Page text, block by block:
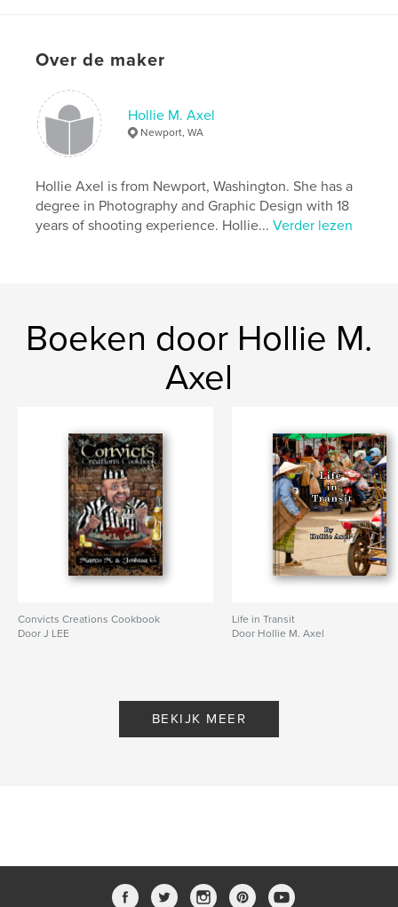
Projectoptie:15×23 cm
Aantal pagina's:
ISBN
Paperback: 9781388080594
Datum publiceren:
TaalEnglish
Trefwoorden
, Laos , , ,
Over de maker
Hollie M. Axel
Newport, WA
Hollie Axel is from Newport, Washington. She has a
degree in Photography and Graphic Design with 18
years of shooting experience. Hollie...Verder lezen
Boeken door Hollie M.
Axel
Convicts Creations Cookbook
Door J LEE
Life in Transit
Door Hollie M. Axel
BEKIJK MEER